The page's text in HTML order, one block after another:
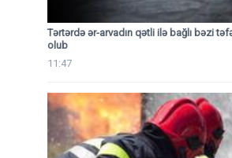
Tərtərdə ər-arvadın qətli ilə bağlı bəzi
olub
11:47